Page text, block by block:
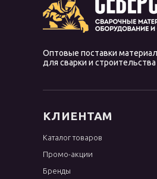
Оптовые поставки
для сварки и
КЛИЕНТАМ
Каталог товаров
Промо-акции
Бренды